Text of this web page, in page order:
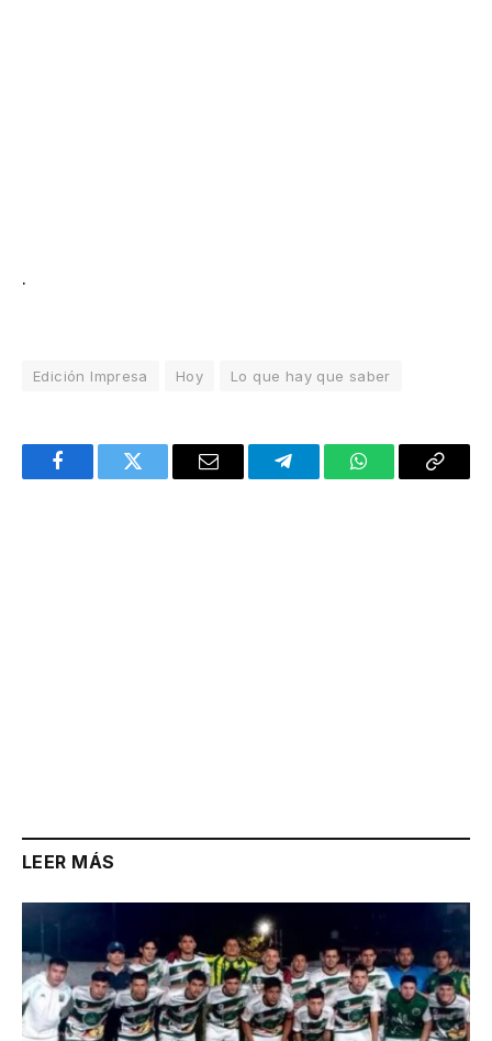
.
Edición Impresa Hoy Lo que hay que saber
FacebookTwitter Email TelegramWhatsAppCopy
LEER MÁS